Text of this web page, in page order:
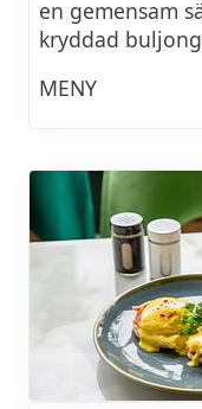
en gemensam
kryddad
MENY
Lamm
Biff
Bläckfisk
Räkor
Vårrullar